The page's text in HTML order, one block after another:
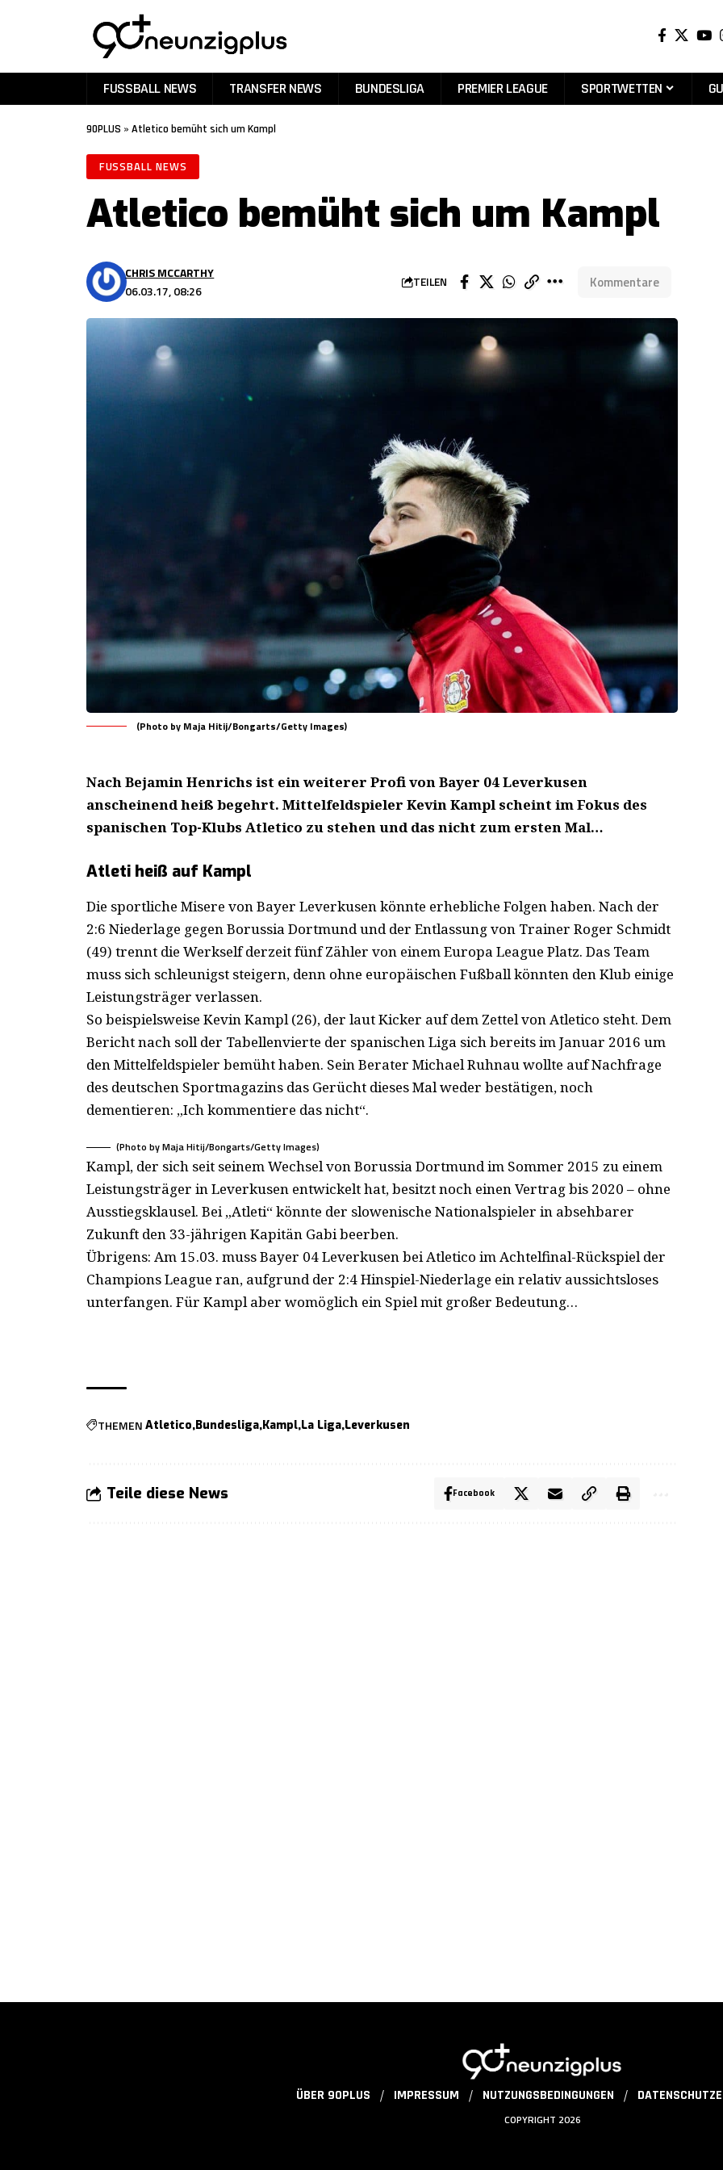
FUSSBALL NEWS TRANSFER NEWS BUNDESLIGA PREMIER LEAGUE SPORTWETTEN
90PLUS » Atletico bemüht sich um Kampl
FUSSBALL NEWS
Atletico bemüht sich um Kampl
06.03.17, 08:26
CHRIS MCCARTHY
TEILEN Kommentare
(Photo by Maja Hitij/Bongarts/Getty Images)
Nach Bejamin Henrichs ist ein weiterer Profi von Bayer 04 Leverkusen
anscheinend heiß begehrt. Mittelfeldspieler Kevin Kampl scheint im Fokus des
spanischen Top-Klubs Atletico zu stehen und das nicht zum ersten Mal…
Atleti heiß auf Kampl
Die sportliche Misere von Bayer Leverkusen könnte erhebliche Folgen haben. Nach der
2:6 Niederlage gegen Borussia Dortmund und der Entlassung von Trainer Roger Schmidt
(49) trennt die Werkself derzeit fünf Zähler von einem Europa League Platz. Das Team
muss sich schleunigst steigern, denn ohne europäischen Fußball könnten den Klub einige
Leistungsträger verlassen.
So beispielsweise Kevin Kampl (26), der laut Kicker auf dem Zettel von Atletico steht. Dem
Bericht nach soll der Tabellenvierte der spanischen Liga sich bereits im Januar 2016 um
den Mittelfeldspieler bemüht haben. Sein Berater Michael Ruhnau wollte auf Nachfrage
des deutschen Sportmagazins das Gerücht dieses Mal weder bestätigen, noch
dementieren: „Ich kommentiere das nicht“.
(Photo by Maja Hitij/Bongarts/Getty Images)
Kampl, der sich seit seinem Wechsel von Borussia Dortmund im Sommer 2015 zu einem
Leistungsträger in Leverkusen entwickelt hat, besitzt noch einen Vertrag bis 2020 – ohne
Ausstiegsklausel. Bei „Atleti“ könnte der slowenische Nationalspieler in absehbarer
Zukunft den 33-jährigen Kapitän Gabi beerben.
Übrigens: Am 15.03. muss Bayer 04 Leverkusen bei Atletico im Achtelfinal-Rückspiel der
Champions League ran, aufgrund der 2:4 Hinspiel-Niederlage ein relativ aussichtsloses
unterfangen. Für Kampl aber womöglich ein Spiel mit großer Bedeutung…
THEMEN Atletico Bundesliga Kampl La Liga Leverkusen
Teile diese News Facebook
ÜBER 90PLUS IMPRESSUM NUTZUNGSBEDINGUNGEN
COPYRIGHT 2026